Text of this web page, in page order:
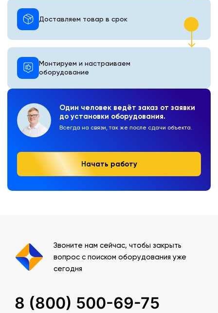
Один человек ведёт заказ от заявки
до установки оборудования.
Всегда на связи, так же после сдачи объекта.
Начать работу
Монтируем и настраиваем
оборудование
Доставляем товар в срок
Звоните нам сейчас, чтобы закрыть
вопрос с поиском оборудования уже
сегодня
8 (800) 500-69-75